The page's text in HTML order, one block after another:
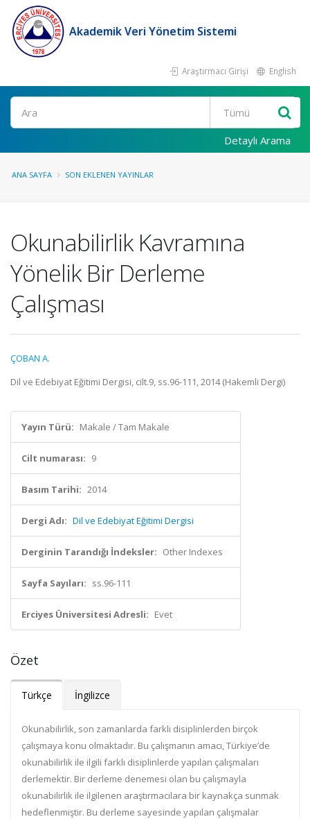
Akademik Veri Yönetim Sistemi
Araştırmacı Girişi English
Ara
Detaylı Arama
ANA SAYFA SON EKLENEN YAYINLAR
Okunabilirlik Kavramına
Yönelik Bir Derleme
Çalışması
ÇOBAN A.
Dil ve Edebiyat Eğitimi Dergisi, cilt.9, ss.96-111, 2014 (Hakemli Dergi)
Yayın Türü: Makale / Tam Makale
Cilt numarası: 9
Basım Tarihi: 2014
Dergi Adı: Dil ve Edebiyat Eğitimi Dergisi
Derginin Tarandığı İndeksler: Other Indexes
Sayfa Sayıları: ss.96-111
Erciyes Üniversitesi Adresli: Evet
Özet
Türkçe İngilizce
Okunabilirlik, son zamanlarda farklı disiplinlerden birçok
çalışmaya konu olmaktadır. Bu çalışmanın amacı, Türkiye’de
okunabilirlik ile ilgili farklı disiplinlerde yapılan çalışmaları
derlemektir. Bir derleme denemesi olan bu çalışmayla
okunabilirlik ile ilgilenen araştırmacılara bir kaynakça sunmak
hedeflenmiştir. Bu derleme sayesinde yapılan çalışmalar